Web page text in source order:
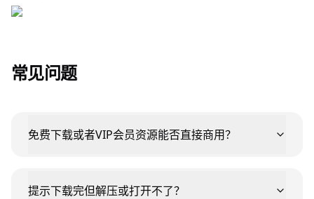
常见问题
免费下载或者VIP会员资源能否直接商用？
提示下载完但解压或打开不了？